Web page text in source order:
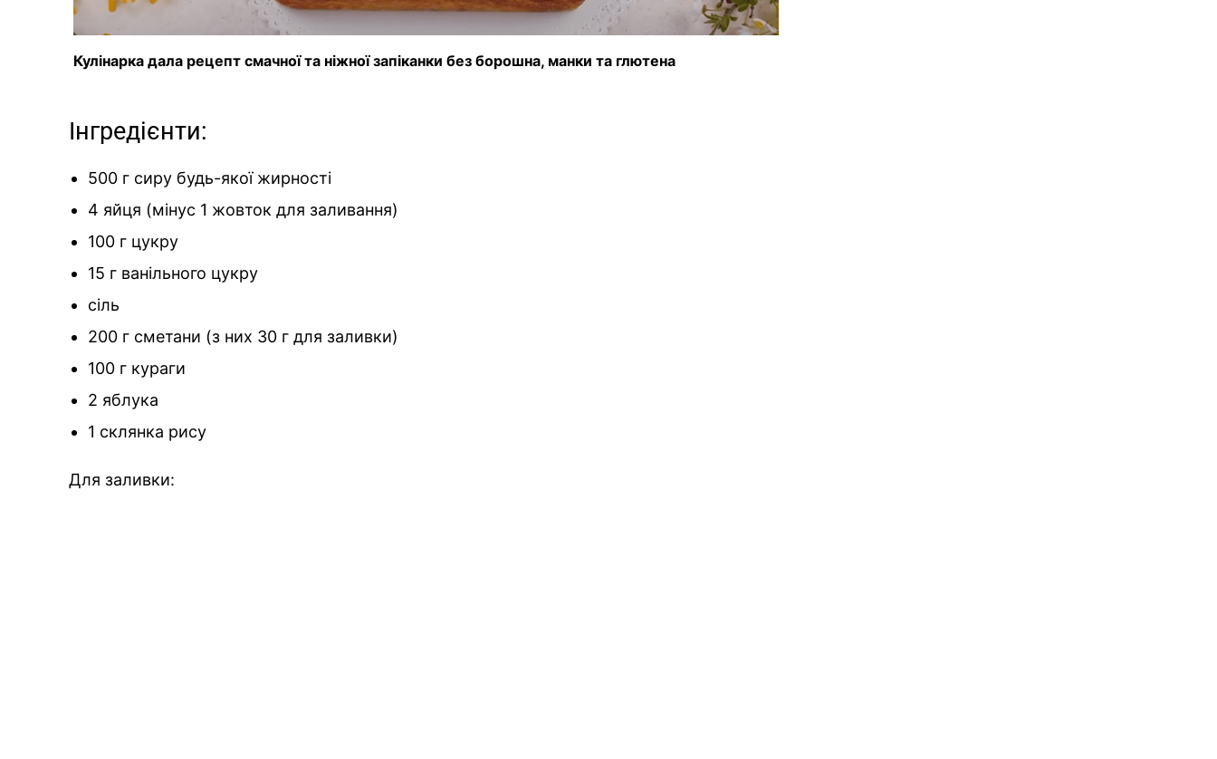
Кулінарка дала рецепт смачної та ніжної запіканки без борошна, манки та глютена
Інгредієнти:
500 г сиру будь-якої жирності
4 яйця (мінус 1 жовток для заливання)
100 г цукру
15 г ванільного цукру
сіль
200 г сметани (з них 30 г для заливки)
100 г кураги
2 яблука
1 склянка рису
Для заливки: